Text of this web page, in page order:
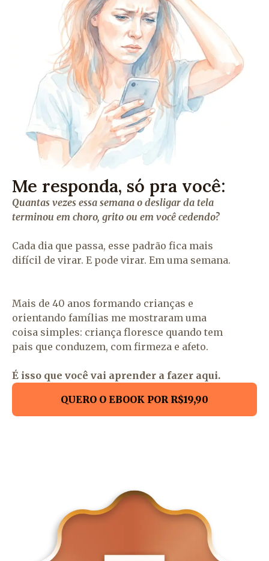
Me responda, só pra você:
Quantas vezes essa semana o desligar da tela
terminou em choro, grito ou em você cedendo?
Cada dia que passa, esse padrão fica mais
difícil de virar. E pode virar. Em uma semana.
Mais de 40 anos formando crianças e
orientando famílias me mostraram uma
coisa simples: criança floresce quando tem
pais que conduzem, com firmeza e afeto.
É isso que você vai aprender a fazer aqui.
QUERO O EBOOK POR R$19,90